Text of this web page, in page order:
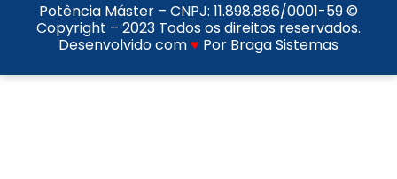
Potência Máster – CNPJ: 11.898.886/0001-59©
Copyright – 2023 Todos os direitos reservados.
Desenvolvido com♥ Por Braga Sistemas